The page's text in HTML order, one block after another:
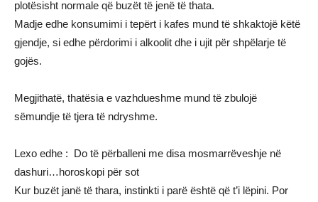
plotësisht normale që buzët të jenë të thata.
Madje edhe konsumimi i tepërt i kafes mund të shkaktojë këtë
gjendje, si edhe përdorimi i alkoolit dhe i ujit për shpëlarje të
gojës.
Megjithatë, thatësia e vazhdueshme mund të zbulojë
sëmundje të tjera të ndryshme.
Lexo edhe : Do të përballeni me disa mosmarrëveshje në
dashuri…horoskopi për sot
Kur buzët janë të thara, instinkti i parë është që t’i lëpini. Por